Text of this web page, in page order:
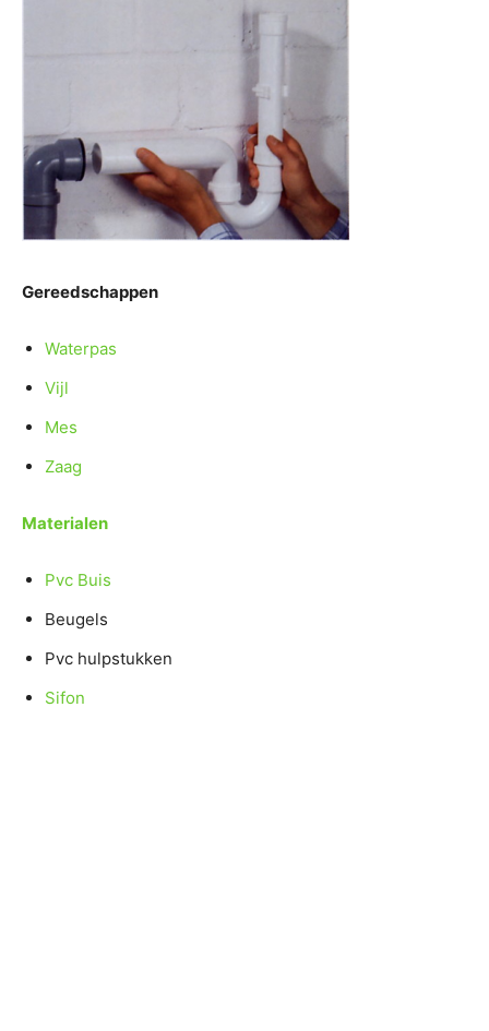
Gereedschappen
Waterpas
Vijl
Mes
Zaag
Materialen
Pvc Buis
Beugels
Pvc hulpstukken
Sifon